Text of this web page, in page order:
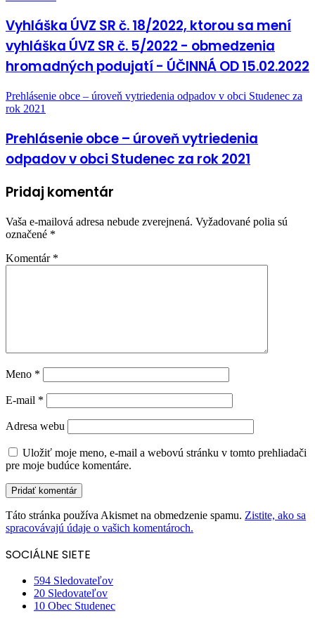
Vyhláška ÚVZ SR č. 18/2022, ktorou sa mení
vyhláška ÚVZ SR č. 5/2022 - obmedzenia
hromadných podujatí - ÚČINNÁ OD 15.02.2022
Prehlásenie obce – úroveň vytriedenia odpadov v obci Studenec za
rok 2021
Prehlásenie obce – úroveň vytriedenia
odpadov v obci Studenec za rok 2021
Pridaj komentár
Vaša e-mailová adresa nebude zverejnená. Vyžadované polia sú
označené *
Komentár *
Meno *
E-mail *
Adresa webu
Uložiť moje meno, e-mail a webovú stránku v tomto prehliadači
pre moje budúce komentáre.
Táto stránka používa Akismet na obmedzenie spamu. Zistite, ako sa
spracovávajú údaje o vašich komentároch.
SOCIÁLNE SIETE
594 Sledovateľov
20 Sledovateľov
10 Obec Studenec